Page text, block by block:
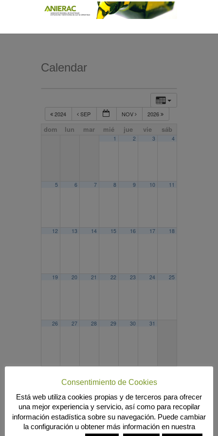
Calendar
2024 SEP NOV 2026
dom lun mar mié jue vie sáb
1 2 3 4
5 6 7 8 9 10 11
12 13 14 15 16 17 18
19 20 21 22 23 24 25
26 27 28 29 30 31
Búsqueda
MENÚ PRINCIPAL
Consentimiento de Cookies
Está web utiliza cookies propias y de terceros para ofrecer
una mejor experiencia y servicio, así como para recopilar
información estadística sobre su navegación. Puede cambiar
la configuración u obtener más información en nuestra